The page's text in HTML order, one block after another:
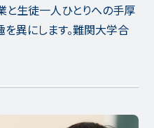
と生徒一人ひとりへの手厚
異にします。難関大学合